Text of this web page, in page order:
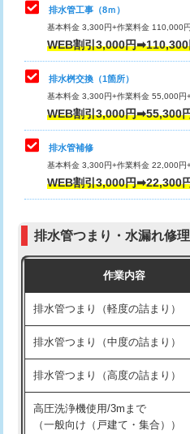
マス交換（深さ50㎝未満）
マス交換（深さ50㎝以上）
コンクリート斫り（厚さ10㎝まで
コンクリート斫り（厚さ10㎝超
モルタル補修（厚さ10㎝まで）
モルタル補修（厚さ10㎝超え）
追加人工
※給水管工事は20mmまでの価
その他部品の脱着
交換・取付（タンク）
交換・取付(単水栓（壁付・デッキ
式）)
交換・取付(混合水栓（壁付・デ
式・ワンホール）)
交換・取付(排水栓・排水トラッ
交換・取付（その他部品）
持込商品取付（単水栓）
持込商品取付（混合水栓）
持込商品取付（浄水器・分岐水
給水管工事※（ホール加工)
給水管工事※（バンド止め)
給水管工事※（支持金具設置)
排水管工事（8ｍ）
基本料金 3,300円+作業料金 110,000
WEB割引3,000円
排水桝交換（1箇所）
基本料金 3,300円+作業料金 55,000円
WEB割引3,000円➡55,300
排水管補修
基本料金 3,300円+作業料金 22,000円
WEB割引3,000円➡22,300
排水管つまり・水漏れ修
作業内容
排水管つまり（軽度の詰まり）
排水管つまり（中度の詰まり）
排水管つまり（高度の詰まり）
高圧洗浄機使用/3mまで
（一般向け（戸建て・集合））